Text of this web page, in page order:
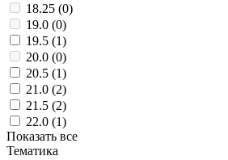
18.25 (0)
19.0 (0)
19.5 (1)
20.0 (0)
20.5 (1)
21.0 (2)
21.5 (2)
22.0 (1)
Показать все
Тематика